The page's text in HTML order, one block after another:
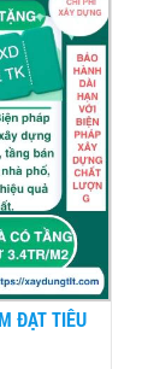
ĐẠT TIÊU